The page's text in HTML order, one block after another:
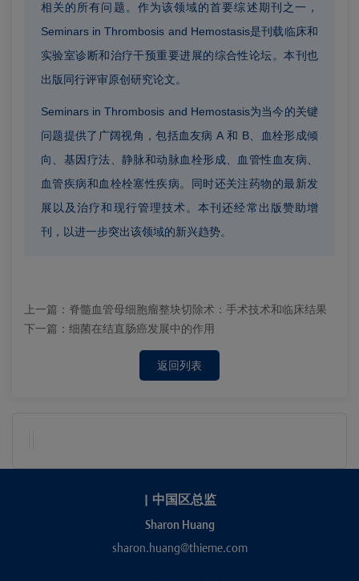
相关的所有问题。作为该领域的首要综述期刊之一，
Seminars in Thrombosis and Hemostasis是刊载临床和
实验室诊断和治疗干预重要进展的综合性论坛。本刊也
出版同行评审原创研究论文。
Seminars in Thrombosis and Hemostasis为当今的关键
问题提供了广阔视角，包括血友病 A 和 B、血栓形成倾
向、基因疗法、静脉和动脉血栓形成、血管性血友病、
血管疾病和血栓栓塞性疾病。同时还关注药物的最新发
展以及治疗和现行管理技术。本刊还经常出版赞助增
刊，以进一步突出该领域的新兴趋势。
上一篇： 脊髓血管母细胞瘤整块切除术：手术技术和临床结果
下一篇： 细菌在结直肠癌发展中的作用
返回列表
| 中国区总监
Sharon Huang
sharon.huang@thieme.com